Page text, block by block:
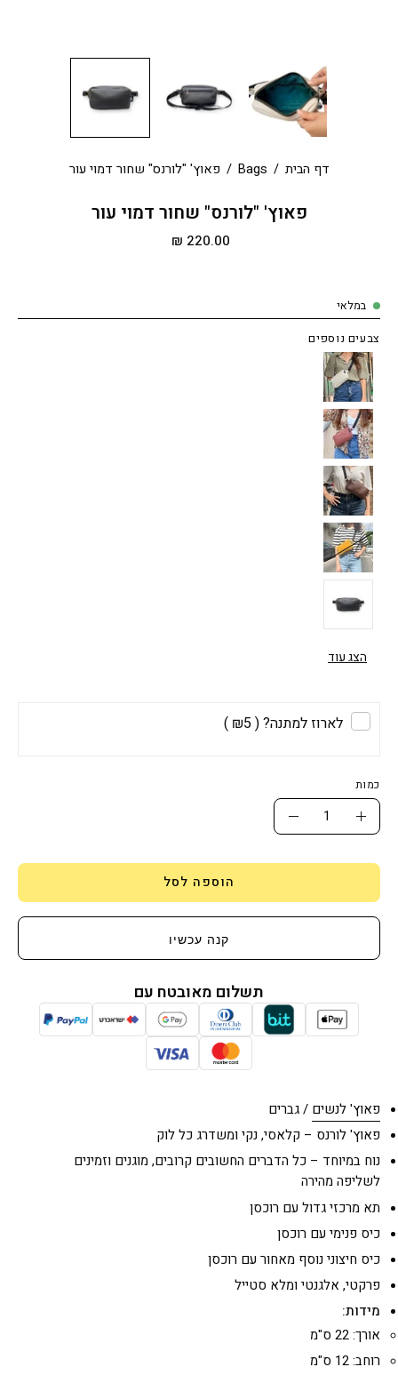
דף הבית /
Bags
/ פאוץ' "לורנס" שחור דמוי עור
פאוץ' "לורנס" שחור דמוי עור
220.00 ₪
במלאי
צבעים נוספים
הצג עוד
לארוז למתנה?( ₪5 )
כמות
כמות
הפחתת
הגדלת
הוספה לסל
קנה עכשיו
תשלום מאובטח עם
פאוץ' לנשים / גברים
פאוץ' לורנס – קלאסי, נקי ומשדרג כל לוק
נוח במיוחד – כל הדברים החשובים קרובים, מוגנים וזמינים
לשליפה מהירה
תא מרכזי גדול עם רוכסן
כיס פנימי עם רוכסן
כיס חיצוני נוסף מאחור עם רוכסן
פרקטי, אלגנטי ומלא סטייל
מידות:
אורך: 22 ס"מ
רוחב: 12 ס"מ